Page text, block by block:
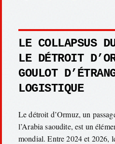
LE COLLAPSUS
LE DÉTROIT
GOULOT
LOGISTIQUE
Le détroit d’Ormuz, un
l’Arabia saoudite, est un
mondial. Entre 2024 et 2026,